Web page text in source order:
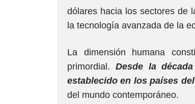
dólares hacia los sectores de
la tecnología avanzada de la
La dimensión humana
primordial. Desde la
establecido en los países
del mundo contemporáneo.